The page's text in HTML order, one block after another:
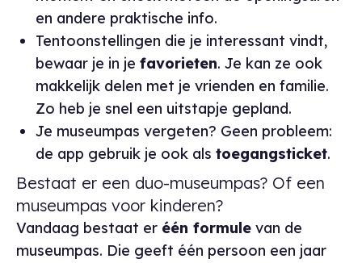
en andere praktische info.
Tentoonstellingen die je interessant vindt,
bewaar je in je favorieten. Je kan ze ook
makkelijk delen met je vrienden en familie.
Zo heb je snel een uitstapje gepland.
Je museumpas vergeten? Geen probleem:
de app gebruik je ook als toegangsticket.
Bestaat er een duo-museumpas? Of een
museumpas voor kinderen?
Vandaag bestaat er één formule van de
museumpas. Die geeft één persoon een jaar